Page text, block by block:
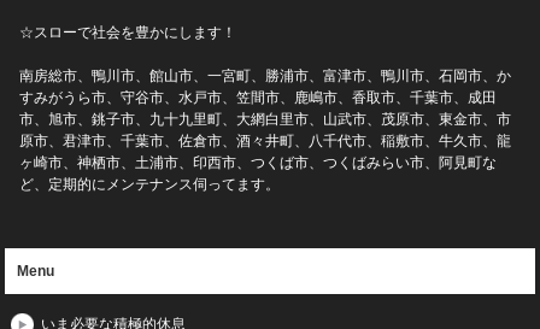
☆スローで社会を豊かにします！
南房総市、鴨川市、館山市、一宮町、勝浦市、富津市、鴨川市、石岡市、か
すみがうら市、守谷市、水戸市、笠間市、鹿嶋市、香取市、千葉市、成田
市、旭市、銚子市、九十九里町、大網白里市、山武市、茂原市、東金市、市
原市、君津市、千葉市、佐倉市、酒々井町、八千代市、稲敷市、牛久市、龍
ヶ崎市、神栖市、土浦市、印西市、つくば市、つくばみらい市、阿見町な
ど、定期的にメンテナンス伺ってます。
Menu
いま必要な積極的休息